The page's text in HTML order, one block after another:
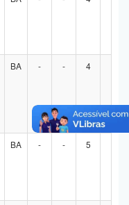
BA - - 4
BA - - 5